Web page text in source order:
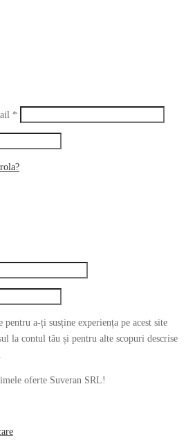
*
a-ți susține experiența pe acest site
la contul tău și pentru alte scopuri descrise
.
oferte Suveran SRL!